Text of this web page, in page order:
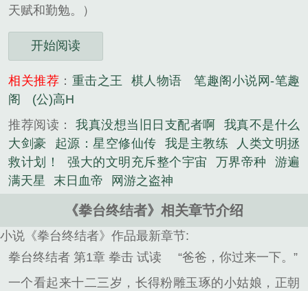
天赋和勤勉。）
开始阅读
相关推荐 ： 重击之王 棋人物语
笔趣阁小说网-笔趣
阁
(公)高H
推荐阅读： 我真没想当旧日支配者啊
我真不是什么
大剑豪
起源：星空修仙传 我是主教练
人类文明拯
救计划！
强大的文明充斥整个宇宙 万界帝种
游遍
满天星
末日血帝 网游之盗神
《拳台终结者》相关章节介绍
小说《拳台终结者》作品最新章节:
拳台终结者 第1章 拳击 试读
“爸爸，你过来一下。”
一个看起来十二三岁，长得粉雕玉琢的小姑娘，正朝